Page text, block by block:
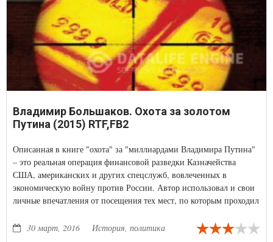
Владимир Большаков. Охота за золотом
Путина (2015) RTF,FB2
Описанная в книге "охота" за "миллиардами Владимира Путина"
– это реальная операция финансовой разведки Казначейства
США, американских и других спецслужб, вовлеченных в
экономическую войну против России. Автор использовал и свои
личные впечатления от посещения тех мест, по которым проходил
30 март, 2016
История, политика